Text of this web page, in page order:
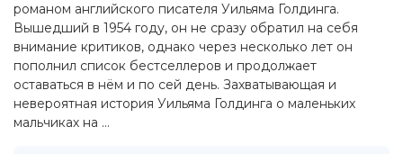
романом английского писателя Уильяма Голдинга.
Вышедший в 1954 году, он не сразу обратил на себя
внимание критиков, однако через несколько лет он
пополнил список бестселлеров и продолжает
оставаться в нём и по сей день. Захватывающая и
невероятная история Уильяма Голдинга о маленьких
мальчиках на ...